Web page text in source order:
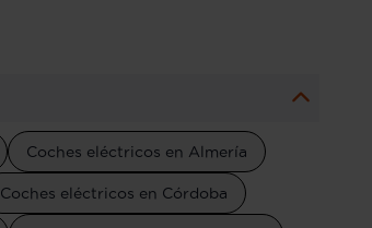
Coches eléctricos en Almería
Coches eléctricos en Córdoba